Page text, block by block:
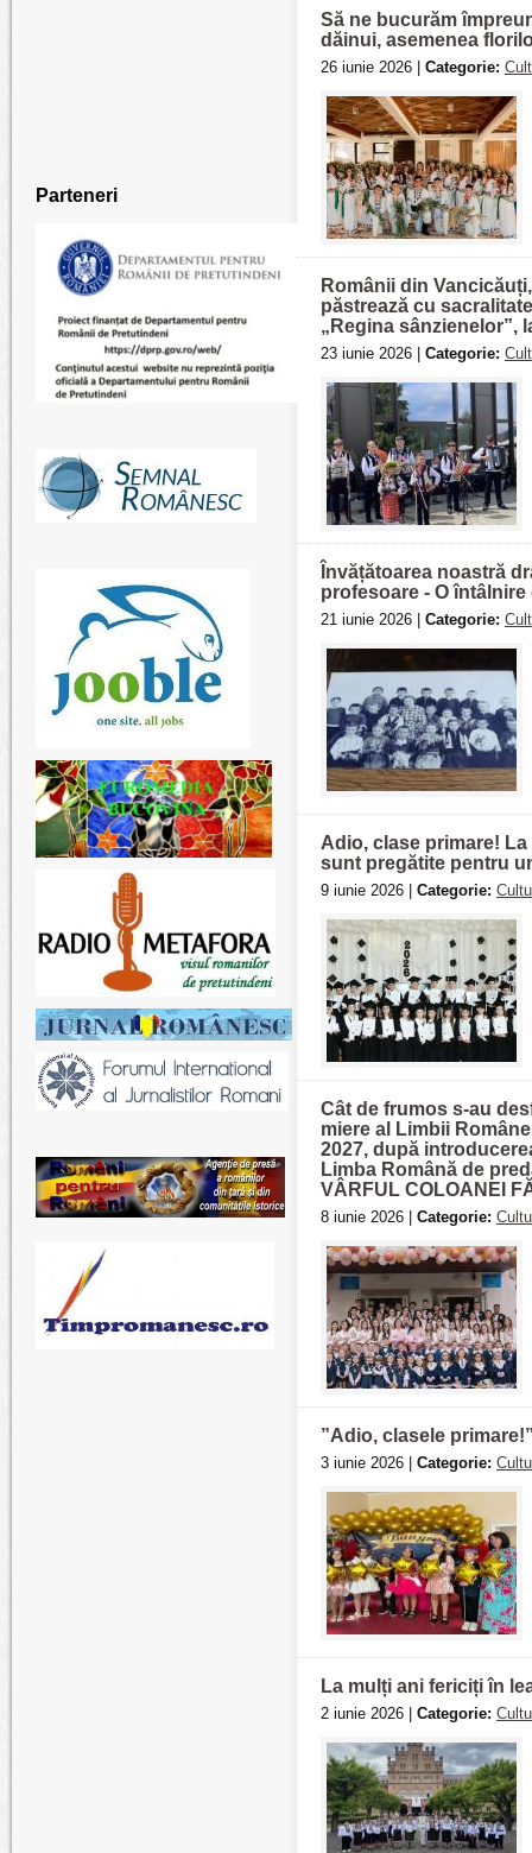
Parteneri
Să ne bucurăm
dăinui, asemenea
26 iunie 2026 | Categorie:
Românii din
păstrează cu
„Regina sânzienelor”,
23 iunie 2026 | Categorie:
Învățătoarea noastră
profesoare - O
21 iunie 2026 | Categorie:
Adio, clase primare!
sunt pregătite pentru
9 iunie 2026 | Categorie:
Cât de frumos s-au
miere al Limbii
2027, după
Limba Română de
VÂRFUL COLOANEI
8 iunie 2026 | Categorie:
”Adio, clasele
3 iunie 2026 | Categorie:
La mulți ani fericiți în
2 iunie 2026 | Categorie: